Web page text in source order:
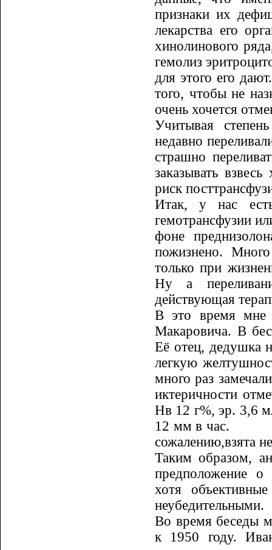
признаки их
лекарства его
хиноли­нового
гемолиз
для этого его
того, чтобы не
очень хочется
Учитывая
недавно
страшно
заказывать
риск
Итак, у нас есть
гемотрансфузии
фоне
пожизнено.
только при
Ну а
действующая
В это время мне
Макаровича. В
Её отец, дедушка
легкую
много раз
ик­теричности
Нв 12 г%, эр. 3,6
12 мм в час.
сожалению,взята
Таким образом,
предположе­ние о
хотя
неубедительными.
Во время беседы
к 1950 го­ду.